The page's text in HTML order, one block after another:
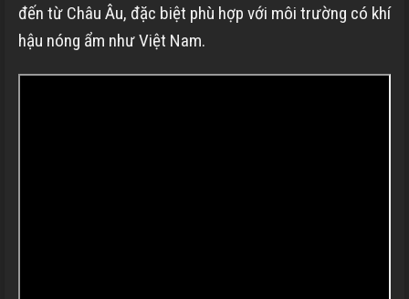
đến từ Châu Âu, đặc biệt phù hợp với môi trường có khí
hậu nóng ẩm như Việt Nam.